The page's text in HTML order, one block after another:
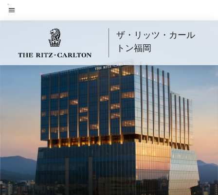
Skip
toメニューのテキスト
ザ・リッツ・カール
トン福岡